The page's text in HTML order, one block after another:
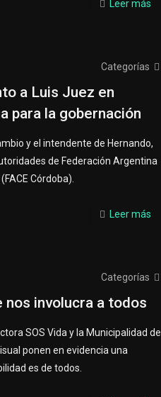
Leer más
Categorías
a Luis Juez en
para la gobernación
y el intendente de Hernando,
de Federación Argentina
Córdoba).
Leer más
Categorías
nos involucra a todos
SOS Vida y la Municipalidad de
ponen en evidencia una
es de todos.